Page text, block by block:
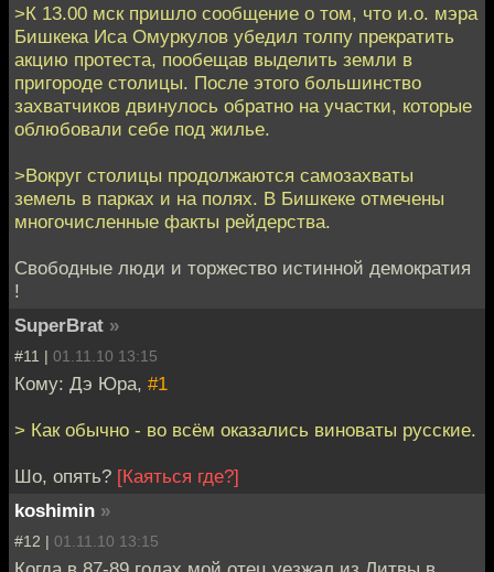
>К 13.00 мск пришло сообщение о том, что и.о. мэра
Бишкека Иса Омуркулов убедил толпу прекратить
акцию протеста, пообещав выделить земли в
пригороде столицы. После этого большинство
захватчиков двинулось обратно на участки, которые
облюбовали себе под жилье.
>Вокруг столицы продолжаются самозахваты
земель в парках и на полях. В Бишкеке отмечены
многочисленные факты рейдерства.
Свободные люди и торжество истинной демократия
!
SuperBrat »
#11 | 01.11.10 13:15
Кому: Дэ Юра, #1
> Как обычно - во всём оказались виноваты русские.
Шо, опять? [Каяться где?]
koshimin »
#12 | 01.11.10 13:15